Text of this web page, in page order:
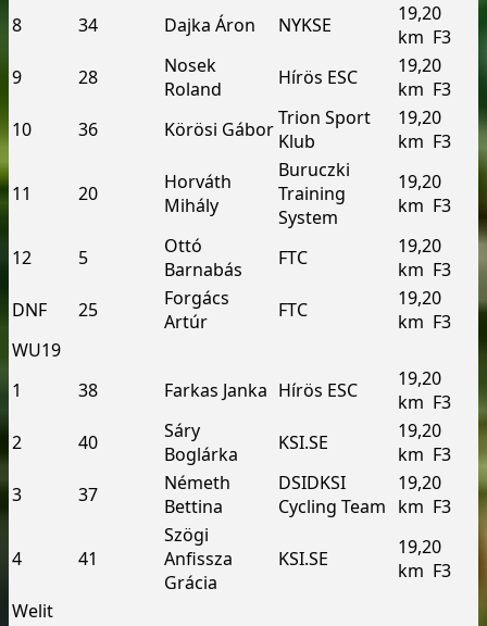
8 34 Dajka Áron NYKSE
19,20
km ­ F3
9
28
Nosek
Roland
Hírös ESC
19,20
km ­ F3
10
36 Körösi GáborTrion Sport
Klub
19,20
km ­ F3
11 20
Horváth
Mihály
Buruczki
Training
System
19,20
km ­ F3
12 5
Ottó
Barnabás
FTC
19,20
km ­ F3
DNF
25
Forgács
Artúr
FTC
19,20
km ­ F3
WU19
1
38 Farkas Janka Hírös ESC
19,20
km ­ F3
2
40
Sáry
Boglárka
KSI.SE
19,20
km ­ F3
3
37
Németh
Bettina
DSI­DKSI
Cycling Team
19,20
km ­ F3
4 41
Szögi
Anfissza
Grácia
KSI.SE
19,20
km ­ F3
Welit